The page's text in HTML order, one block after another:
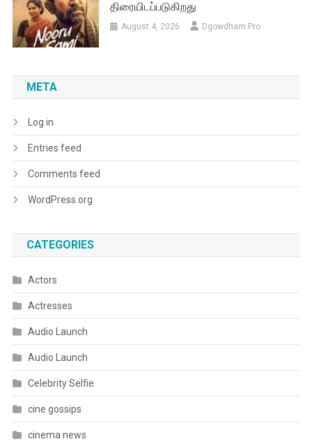
Log in
Entries feed
WordPress.org
CATEGORIES
Audio Launch
cine gossips
cinema news
Deleted Scenes
Entertainement
Entertainment
Events